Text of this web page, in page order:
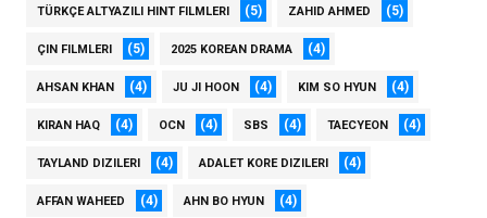
TÜRKÇE ALTYAZILI HINT FILMLERI (5) ZAHID AHMED (5)
ÇIN FILMLERI (5) 2025 KOREAN DRAMA (4)
AHSAN KHAN (4) JU JI HOON (4) KIM SO HYUN (4)
KIRAN HAQ (4) OCN (4) SBS (4) TAECYEON (4)
TAYLAND DIZILERI (4) ADALET KORE DIZILERI (4)
AFFAN WAHEED (4) AHN BO HYUN (4)